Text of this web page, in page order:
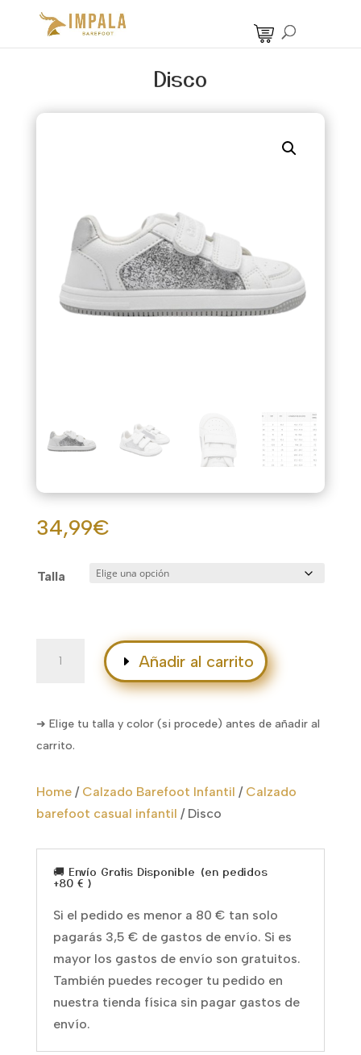
Disco
34,99€
Talla
Añadir al carrito
➜ Elige tu talla y color (si procede) antes de añadir al
carrito.
Home/ Calzado Barefoot Infantil / Calzado
barefoot casual infantil / Disco
🚚 Envío Gratis Disponible (en pedidos
+80 € )
Si el pedido es menor a 80 € tan solo
pagarás 3,5 € de gastos de envío. Si es
mayor los gastos de envío son gratuitos.
También puedes recoger tu pedido en
nuestra tienda física sin pagar gastos de
envío.